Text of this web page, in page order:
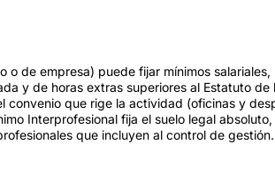
o de empresa) puede fijar mínimos salariales,
y de horas extras superiores al Estatuto de
que rige la actividad (oficinas y
Interprofesional fija el suelo legal
que incluyen al control de gestión.